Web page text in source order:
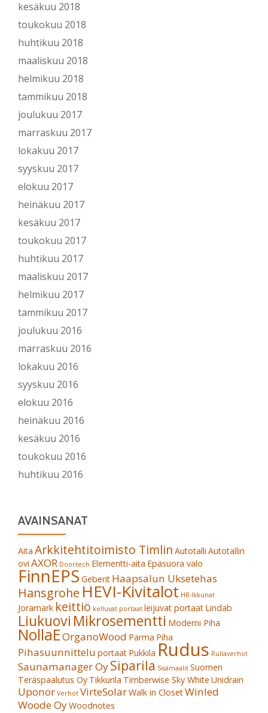
kesäkuu 2018
toukokuu 2018
huhtikuu 2018
maaliskuu 2018
helmikuu 2018
tammikuu 2018
joulukuu 2017
marraskuu 2017
lokakuu 2017
syyskuu 2017
elokuu 2017
heinäkuu 2017
kesäkuu 2017
toukokuu 2017
huhtikuu 2017
maaliskuu 2017
helmikuu 2017
tammikuu 2017
joulukuu 2016
marraskuu 2016
lokakuu 2016
syyskuu 2016
elokuu 2016
heinäkuu 2016
kesäkuu 2016
toukokuu 2016
huhtikuu 2016
AVAINSANAT
Aita Arkkitehtitoimisto Timlin Autotalli Autotallin
ovi AXOR Doortech Elementti-aita Epäsuora valo
FinnEPS Geberit Haapsalun Uksetehas
Hansgrohe HEVI-Kivitalot HR-Ikkunat
Joramark keittiö kelluvat portaat leijuvat portaat Lindab
Liukuovi Mikrosementti Moderni Piha
NollaEOrganoWood Parma Piha
Pihasuunnittelu portaat Pukkila Rudus Rullaverhot
Saunamanager OySiparila Sisämaalit Suomen
Teräspaalutus Oy Tikkurila Timberwise Sky White Unidrain
Uponor Verhot VirteSolarWalk in ClosetWinled
Woode OyWoodnotes